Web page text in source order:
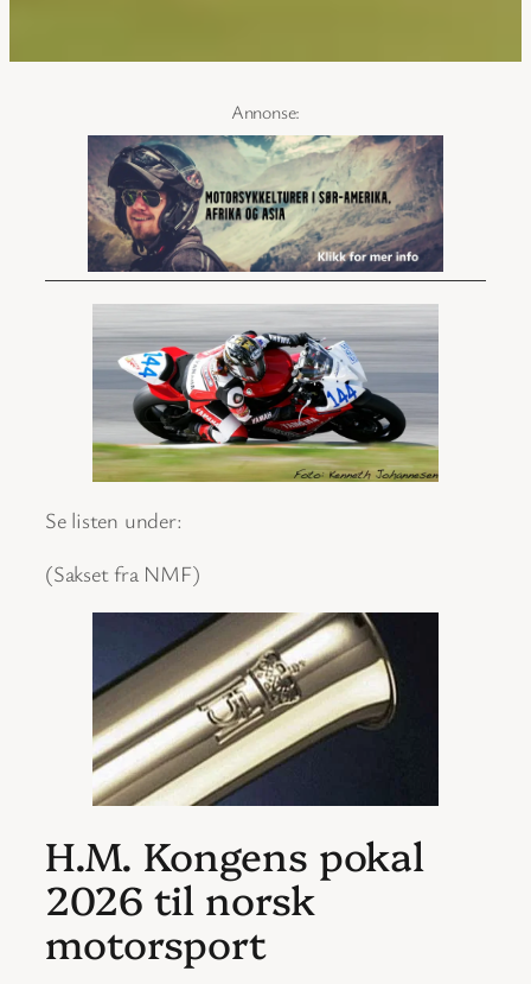
Se listen under:
(Sakset fra NMF)
H.M. Kongens pokal
2026 til norsk
motorsport